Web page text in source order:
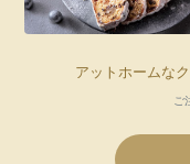
アットホームな
ご